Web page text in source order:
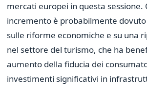
mercati europei in questa sessione.
incremento è probabilmente
sulle riforme economiche e su una
nel settore del turismo, che ha
aumento della fiducia dei
investimenti significativi in